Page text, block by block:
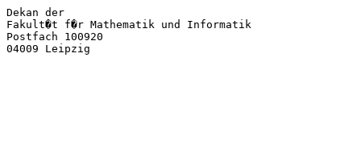
Dekan der
Fakult�t f�r Mathematik und Informatik
Postfach 100920
04009 Leipzig